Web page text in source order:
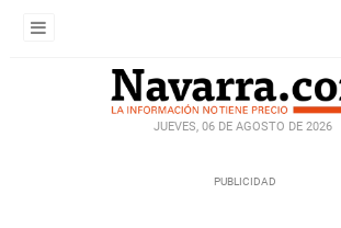
JUEVES, 06 DE AGOSTO DE 2026